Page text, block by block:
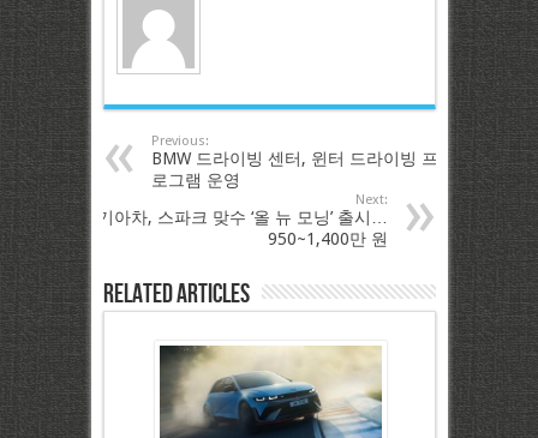
Previous:
BMW 드라이빙 센터, 윈터 드라이빙 프
로그램 운영
Next:
기아차, 스파크 맞수 ‘올 뉴 모닝’ 출시…
950~1,400만 원
Related Articles